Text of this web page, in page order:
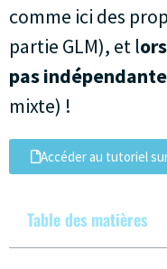
comme ici des
partie GLM), et l
pas
mixte) !
Accéder au tutoriel
Table des matières